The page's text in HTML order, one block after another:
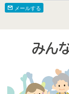
メールする